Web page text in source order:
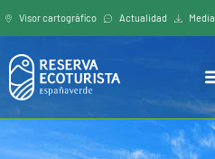
Visor cartográfíco Actualidad Media